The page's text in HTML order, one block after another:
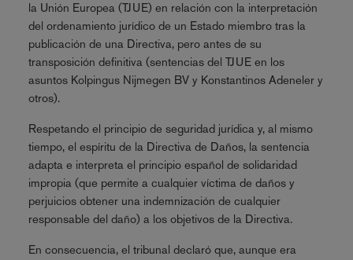
la Unión Europea (TJUE) en relación con la interpretación
del ordenamiento jurídico de un Estado miembro tras la
publicación de una Directiva, pero antes de su
transposición definitiva (sentencias del TJUE en los
asuntos Kolpingus Nijmegen BV y Konstantinos Adeneler y
otros).
Respetando el principio de seguridad jurídica y, al mismo
tiempo, el espíritu de la Directiva de Daños, la sentencia
adapta e interpreta el principio español de solidaridad
impropia (que permite a cualquier víctima de daños y
perjuicios obtener una indemnización de cualquier
responsable del daño) a los objetivos de la Directiva.
En consecuencia, el tribunal declaró que, aunque era